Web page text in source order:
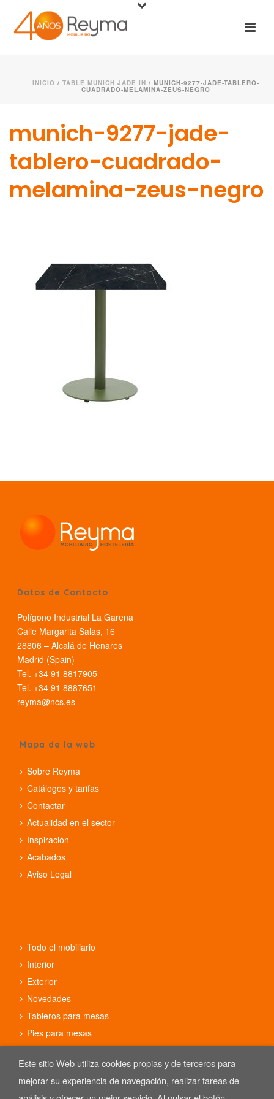
INICIO / TABLE MUNICH JADE IN / MUNICH-9277-JADE-TABLERO-
CUADRADO-MELAMINA-ZEUS-NEGRO
munich-9277-jade-
tablero-cuadrado-
melamina-zeus-negro
Datos de Contacto
Polígono Industrial La Garena
Calle Margarita Salas, 16
28806 – Alcalá de Henares
Madrid (Spain)
Tel. +34 91 8817905
Tel. +34 91 8887651
reyma@ncs.es
Mapa de la web
Sobre Reyma
Catálogos y tarifas
Contactar
Actualidad en el sector
Inspiración
Acabados
Aviso Legal
Todo el mobiliario
Interior
Exterior
Novedades
Tableros para mesas
Pies para mesas
Este sitio Web utiliza cookies propias y de terceros para
mejorar su experiencia de navegación, realizar tareas de